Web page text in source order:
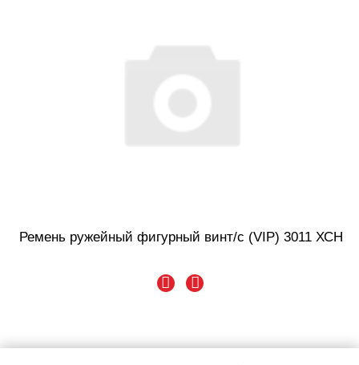
Ремень ружейный фигурный винт/с (VIP) 3011 ХСН